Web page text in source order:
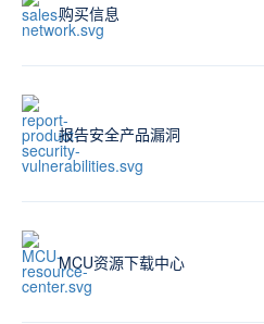
购买信息
报告安全产品漏洞
MCU资源下载中心